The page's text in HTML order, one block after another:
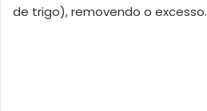
de trigo), removendo o excesso.